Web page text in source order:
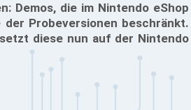
Demos, die im Nintendo eShop
Probeversionen beschränkt.
diese nun auf der Nintendo